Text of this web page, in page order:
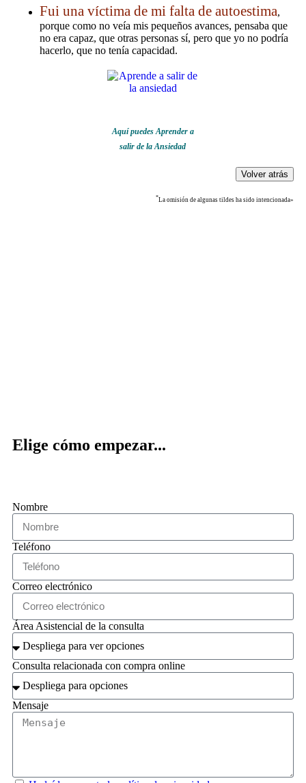
Fui una víctima de mi falta de autoestima,
porque como no veía mis pequeños avances, pensaba que
no era capaz, que otras personas sí, pero que yo no podría
hacerlo, que no tenía capacidad.
Aquí puedes Aprender a
salir de la Ansiedad
*La omisión de algunas tildes ha sido intencionada»
Elige cómo empezar...
Nombre
Teléfono
Correo electrónico
Área Asistencial de la consulta
Consulta relacionada con compra online
Mensaje